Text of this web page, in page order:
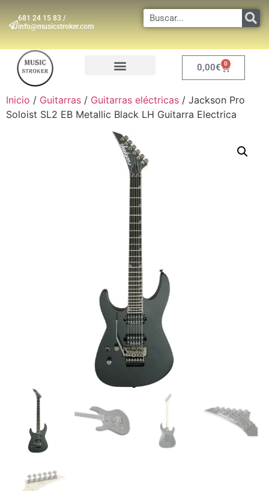
681 24 15 83 /
info@musicstroker.com
0,00€ 0
Inicio / Guitarras / Guitarras eléctricas / Jackson Pro
Soloist SL2 EB Metallic Black LH Guitarra Electrica